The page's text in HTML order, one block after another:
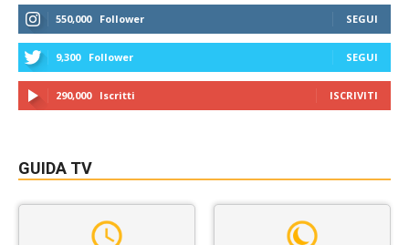
550,000 Follower SEGUI
9,300 Follower SEGUI
290,000 Iscritti ISCRIVITI
GUIDA TV